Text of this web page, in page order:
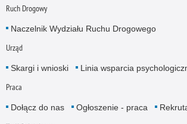
Ruch Drogowy
Naczelnik Wydziału Ruchu Drogowego
Urząd
Skargi i wnioski Linia wsparcia
Praca
Dołącz do nas Ogłoszenie - praca